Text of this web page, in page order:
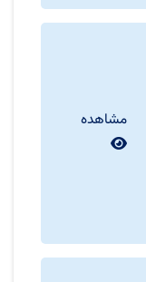
مشاهده